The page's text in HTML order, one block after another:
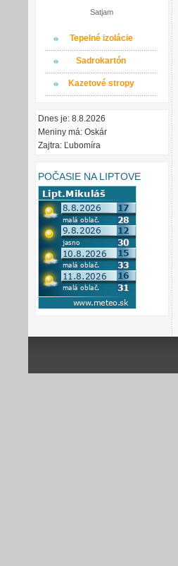
Satjam
Tepelné izolácie
Sadrokartón
Kazetové stropy
Dnes je: 8.8.2026
Meniny má: Oskár
Zajtra: Ľubomíra
POČASIE NA LIPTOVE